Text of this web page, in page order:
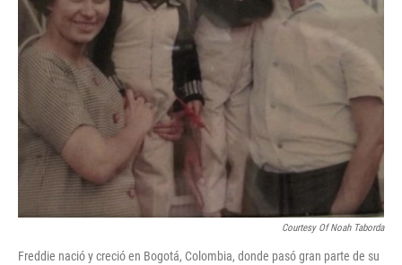
Courtesy Of Noah Taborda
Freddie nació y creció en Bogotá, Colombia, donde pasó gran parte de su